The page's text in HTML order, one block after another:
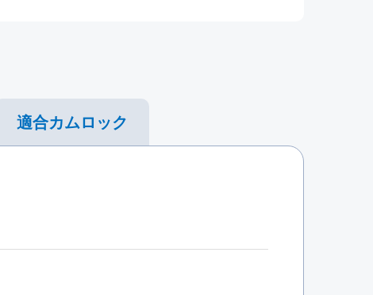
適合カムロック